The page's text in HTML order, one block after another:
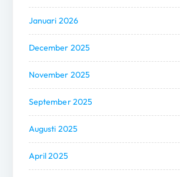
Januari 2026
December 2025
November 2025
September 2025
Augusti 2025
April 2025